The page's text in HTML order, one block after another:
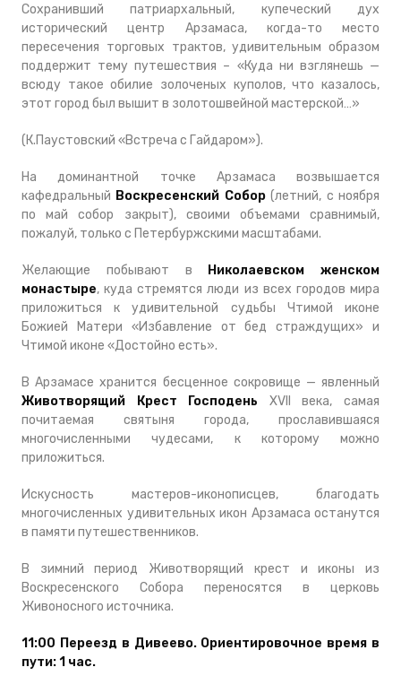
Сохранивший патриархальный, купеческий дух
исторический центр Арзамаса, когда-то место
пересечения торговых трактов, удивительным образом
поддержит тему путешествия – «Куда ни взглянешь —
всюду такое обилие золоченых куполов, что казалось,
этот город был вышит в золотошвейной мастерской…»
(К.Паустовский «Встреча с Гайдаром»).
На доминантной точке Арзамаса возвышается
кафедральный Воскресенский Собор(летний, с ноября
по май собор закрыт), своими объемами сравнимый,
пожалуй, только с Петербуржскими масштабами.
Желающие побывают в
Николаевском женском
монастыре, куда стремятся люди из всех городов мира
приложиться к удивительной судьбы Чтимой иконе
Божией Матери «Избавление от бед страждущих» и
Чтимой иконе «Достойно есть».
В Арзамасе хранится бесценное сокровище — явленный
Животворящий Крест Господень XVII века, самая
почитаемая святыня города, прославившаяся
многочисленными чудесами, к которому можно
приложиться.
Искусность мастеров-иконописцев, благодать
многочисленных удивительных икон Арзамаса останутся
в памяти путешественников.
В зимний период Животворящий крест и иконы из
Воскресенского Собора переносятся в церковь
Живоносного источника.
11:00 Переезд в Дивеево. Ориентировочное время в
пути: 1 час.